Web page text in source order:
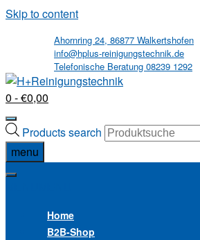
Skip to content
Ahornring 24, 86877 Walkertshofen
info@hplus-reinigungstechnik.de
Telefonische Beratung 08239 1292
0 - €0,00
Products search
menu
Home
B2B-Shop